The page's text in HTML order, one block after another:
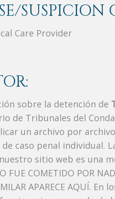
SUSPICION
Care Provider
sobre la detención de
de Tribunales del
un archivo por
caso penal individual.
sitio web es una
FUE COMETIDO POR
APARECE AQUÍ.